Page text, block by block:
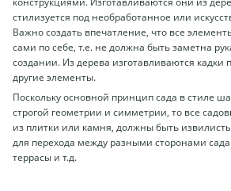
стилизуется под необработанное или
Важно создать впечатление, что все
сами по себе, т.е. не должна быть заметна
создании. Из дерева изготавливаются кадки
другие элементы.
Поскольку основной принцип сада в стиле
строгой геометрии и симметрии, то все
из плитки или камня, должны быть
для перехода между разными сторонами
террасы и т.д.